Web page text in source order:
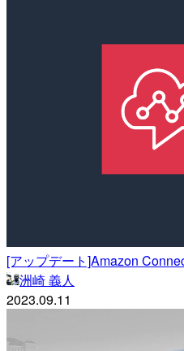
[アップデート]Amazon
洲崎 義人
2023.09.11